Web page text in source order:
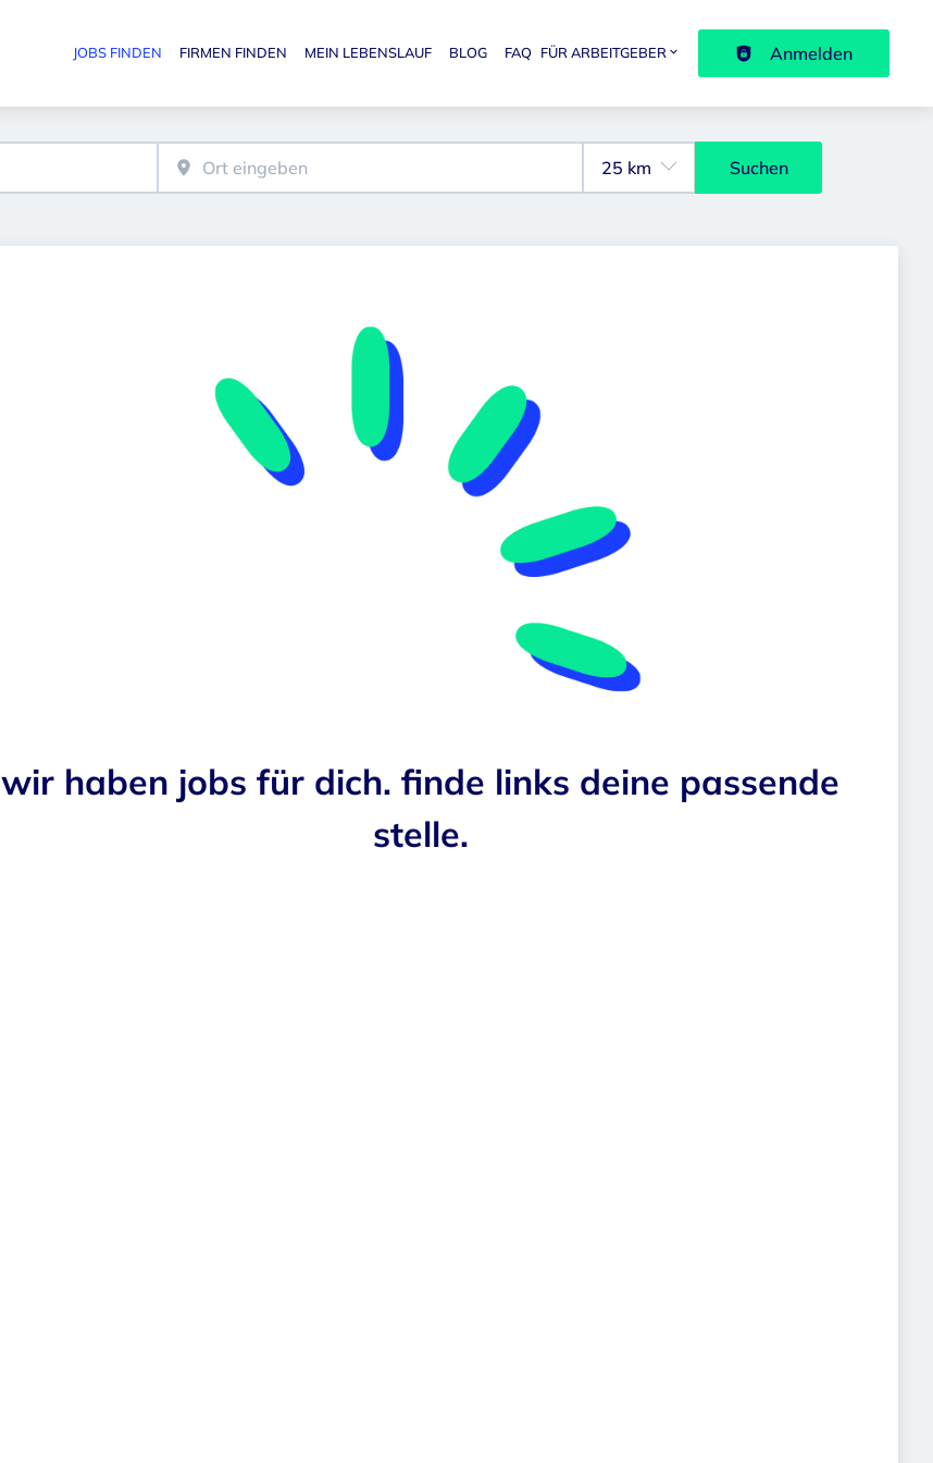
Haupt-Navigation
JOBS FINDEN FIRMEN FINDEN MEIN LEBENSLAUF BLOG FAQ FÜR ARBEITGEBER Anmelden
Suchen
wir haben jobs für dich. finde links deine passende
stelle.